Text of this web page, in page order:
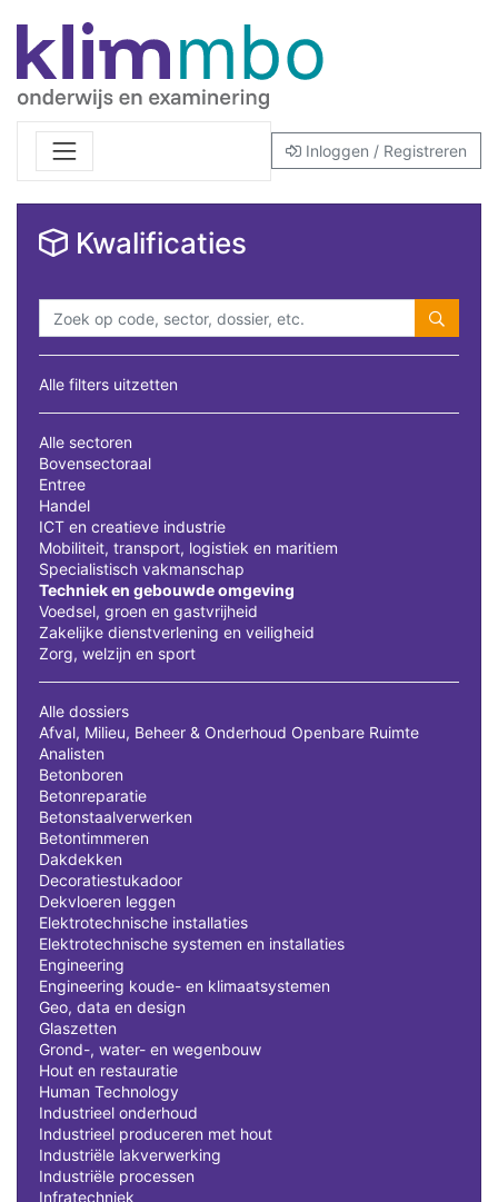
Inloggen / Registreren
Kwalificaties
Alle filters uitzetten
Alle sectoren
Bovensectoraal
Entree
Handel
ICT en creatieve industrie
Mobiliteit, transport, logistiek en maritiem
Specialistisch vakmanschap
Techniek en gebouwde omgeving
Voedsel, groen en gastvrijheid
Zakelijke dienstverlening en veiligheid
Zorg, welzijn en sport
Alle dossiers
Afval, Milieu, Beheer & Onderhoud Openbare Ruimte
Analisten
Betonboren
Betonreparatie
Betonstaalverwerken
Betontimmeren
Dakdekken
Decoratiestukadoor
Dekvloeren leggen
Elektrotechnische installaties
Elektrotechnische systemen en installaties
Engineering
Engineering koude- en klimaatsystemen
Geo, data en design
Glaszetten
Grond-, water- en wegenbouw
Hout en restauratie
Human Technology
Industrieel onderhoud
Industrieel produceren met hout
Industriële lakverwerking
Industriële processen
Infratechniek